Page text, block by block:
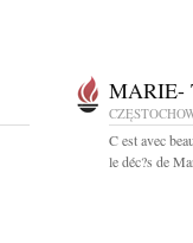
MARIE-
C est avec
le déc?s de